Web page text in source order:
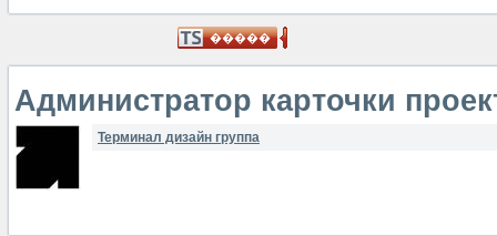
Администратор карточки
Терминал дизайн группа